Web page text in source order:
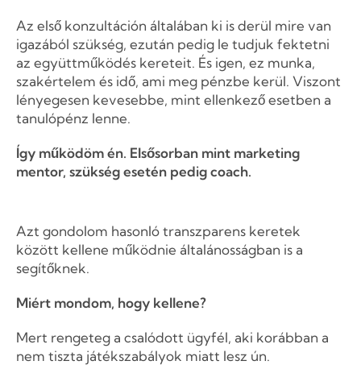
Az első konzultáción általában ki is derül mire van
igazából szükség, ezután pedig le tudjuk fektetni
az együttműködés kereteit. És igen, ez munka,
szakértelem és idő, ami meg pénzbe kerül. Viszont
lényegesen kevesebbe, mint ellenkező esetben a
tanulópénz lenne.
Így működöm én. Elsősorban mint marketing
mentor, szükség esetén pedig coach.
Azt gondolom hasonló transzparens keretek
között kellene működnie általánosságban is a
segítőknek.
Miért mondom, hogy kellene?
Mert rengeteg a csalódott ügyfél, aki korábban a
nem tiszta játékszabályok miatt lesz ún.